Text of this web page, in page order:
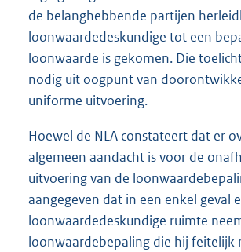
de belanghebbende partijen
loonwaardedeskundige tot een
loonwaarde is gekomen. Die
nodig uit oogpunt van
uniforme uitvoering.
Hoewel de NLA constateert dat er
algemeen aandacht is voor de
uitvoering van de
aangegeven dat in een enkel geval
loonwaardedeskundige ruimte
loonwaardebepaling die hij feitelijk